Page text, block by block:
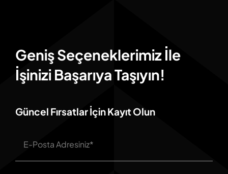
Geniş Seçeneklerimiz İle
İşinizi Başarıya Taşıyın!
Güncel Fırsatlar İçin Kayıt Olun